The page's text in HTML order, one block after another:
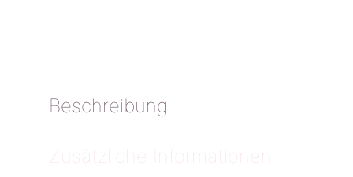
Beschreibung
Zusätzliche Informationen